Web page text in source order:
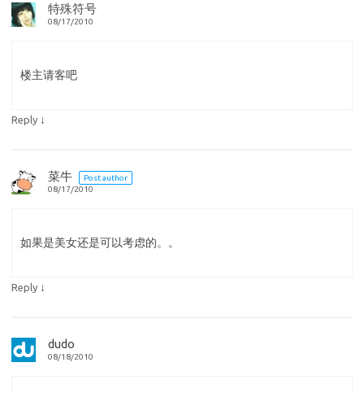
特殊符号
08/17/2010
楼主请客吧
Reply ↓
菜牛
Post author
08/17/2010
如果是美女还是可以考虑的。。
Reply ↓
dudo
08/18/2010